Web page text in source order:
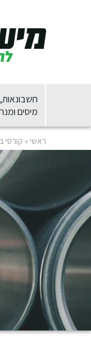
חשבונאות,
מיסים
ראשי » קורסי